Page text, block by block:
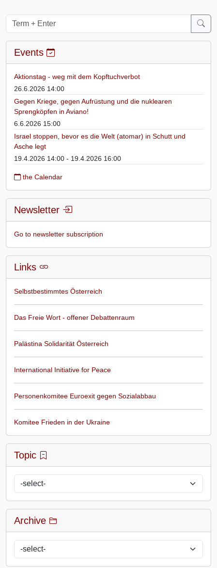
Events
Aktionstag - weg mit dem Kopftuchverbot
26.6.2026 14:00
Gegen Kriege, gegen Aufrüstung und die nuklearen
Sprengköpfen in Aviano!
6.6.2026 15:00
Israel stoppen, bevor es die Welt (atomar) in Schutt und
Asche legt
19.4.2026 14:00 - 19.4.2026 16:00
the Calendar
Newsletter
Go to newsletter subscription
Links
Selbstbestimmtes Österreich
Das Freie Wort - offener Debattenraum
Palästina Solidarität Österreich
International Initiative for Peace
Personenkomitee Euroexit gegen Sozialabbau
Komitee Frieden in der Ukraine
Topic
Archive